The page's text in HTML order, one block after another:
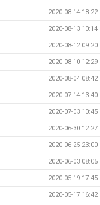
2020-08-14 18:22
2020-08-13 10:14
2020-08-12 09:20
2020-08-10 12:29
2020-08-04 08:42
2020-07-14 13:40
2020-07-03 10:45
2020-06-30 12:27
2020-06-25 23:00
2020-06-03 08:05
2020-05-19 17:45
2020-05-17 16:42